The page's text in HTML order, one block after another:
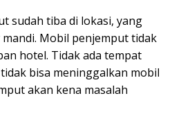
sudah tiba di lokasi, yang
Mobil penjemput tidak
hotel. Tidak ada tempat
bisa meninggalkan mobil
akan kena masalah